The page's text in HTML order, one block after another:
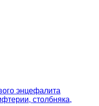
энцефалита
столбняка,